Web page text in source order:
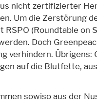
nicht zertifizierter
Um die Zerstörung
(Roundtable on
Doch
verhindern.
auf die Blutfette,
sowiso aus der